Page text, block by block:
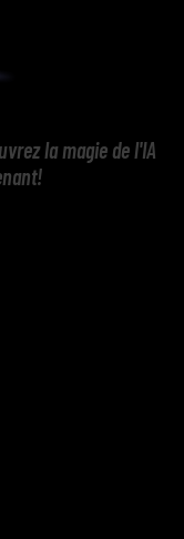
la magie de l'IA